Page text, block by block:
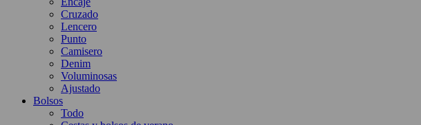
Cruzado
Lencero
Punto
Camisero
Denim
Voluminosas
Ajustado
Bolsos
Todo